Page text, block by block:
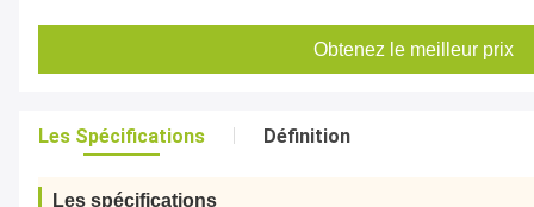
Obtenez le meilleur prix
Les Spécifications Définition
Les spécifications